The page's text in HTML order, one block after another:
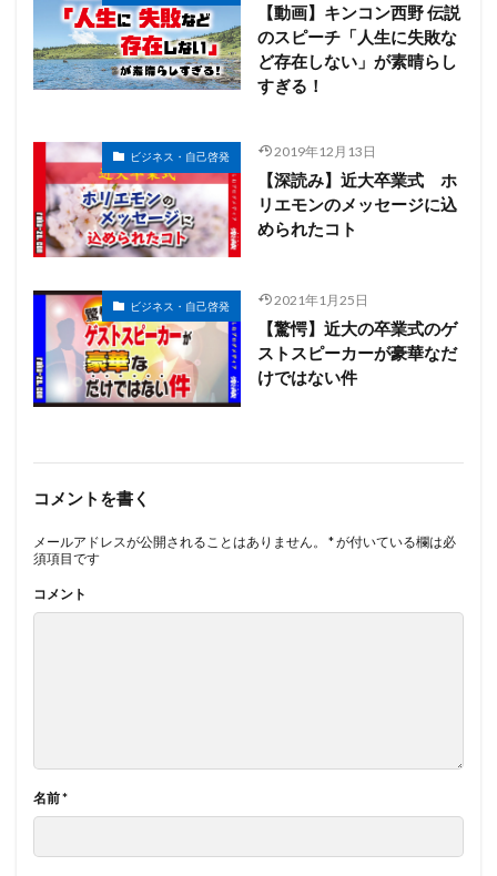
【動画】キンコン西野 伝説
のスピーチ「人生に失敗な
ど存在しない」が素晴らし
すぎる！
ビジネス・自己啓発 2019年12月13日
【深読み】近大卒業式 ホ
リエモンのメッセージに込
められたコト
ビジネス・自己啓発 2021年1月25日
【驚愕】近大の卒業式のゲ
ストスピーカーが豪華なだ
けではない件
コメントを書く
メールアドレスが公開されることはありません。 *が付いている欄は必
須項目です
コメント
名前*